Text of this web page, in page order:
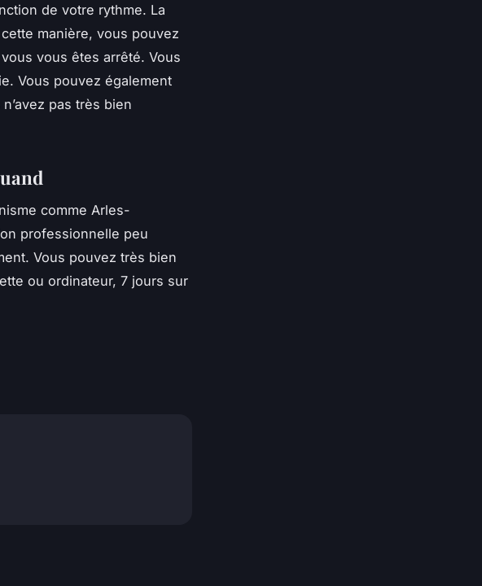
de votre rythme. La
manière, vous pouvez
vous êtes arrêté. Vous
Vous pouvez également
pas très bien
comme Arles-
professionnelle peu
Vous pouvez très bien
ou ordinateur, 7 jours sur